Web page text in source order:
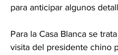
para anticipar algunos
Para la Casa Blanca se
visita del presidente chino